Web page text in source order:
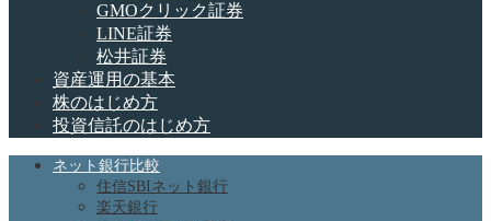
GMOクリック証券
LINE証券
松井証券
資産運用の基本
株のはじめ方
投資信託のはじめ方
ネット銀行比較
住信SBIネット銀行
楽天銀行